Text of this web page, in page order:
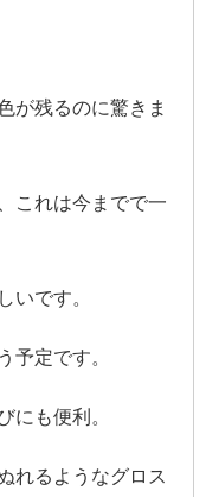
が残るのに驚きま
これは今までで一
いです。
予定です。
にも便利。
れるようなグロス